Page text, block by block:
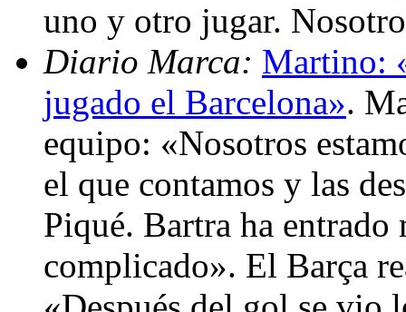
uno y otro jugar.
Diario Marca: Martino:
jugado el Barcelona».
equipo: «Nosotros
el que contamos y las
Piqué. Bartra ha
complicado». El Barça